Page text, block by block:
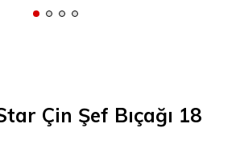
Çin Şef Bıçağı 18